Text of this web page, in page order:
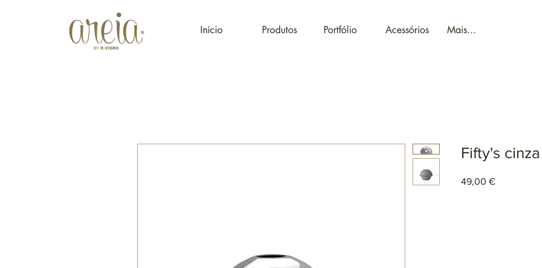
Início Produtos Portfólio Acessórios Mais...
Fifty's cinza
49,00 €Preço